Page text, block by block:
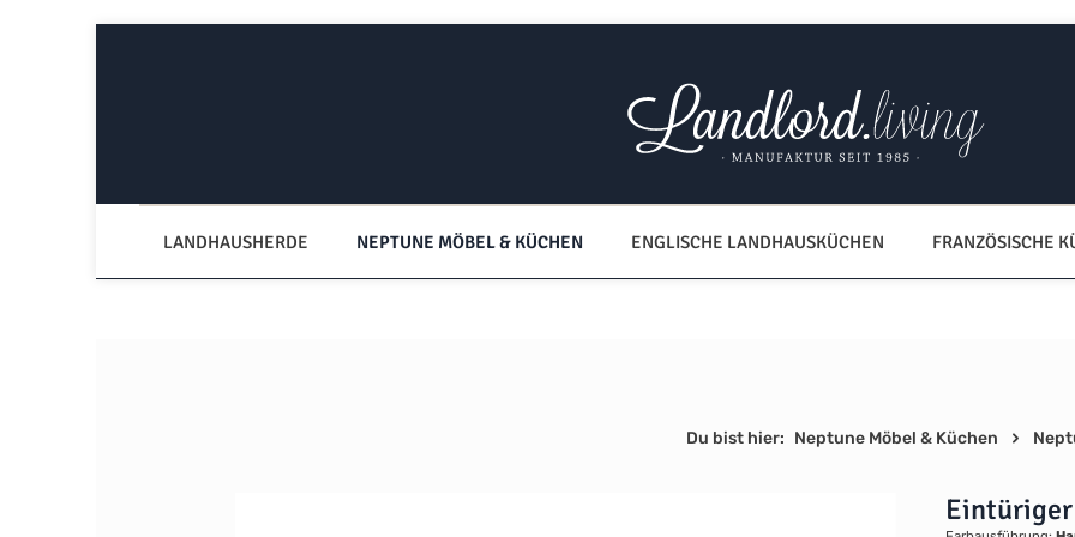
LANDHAUSHERDE NEPTUNE MÖBEL & KÜCHEN ENGLISCHE LANDHAUSKÜCHEN FRANZÖSISCHE
Du bist hier: Neptune Möbel & Küchen